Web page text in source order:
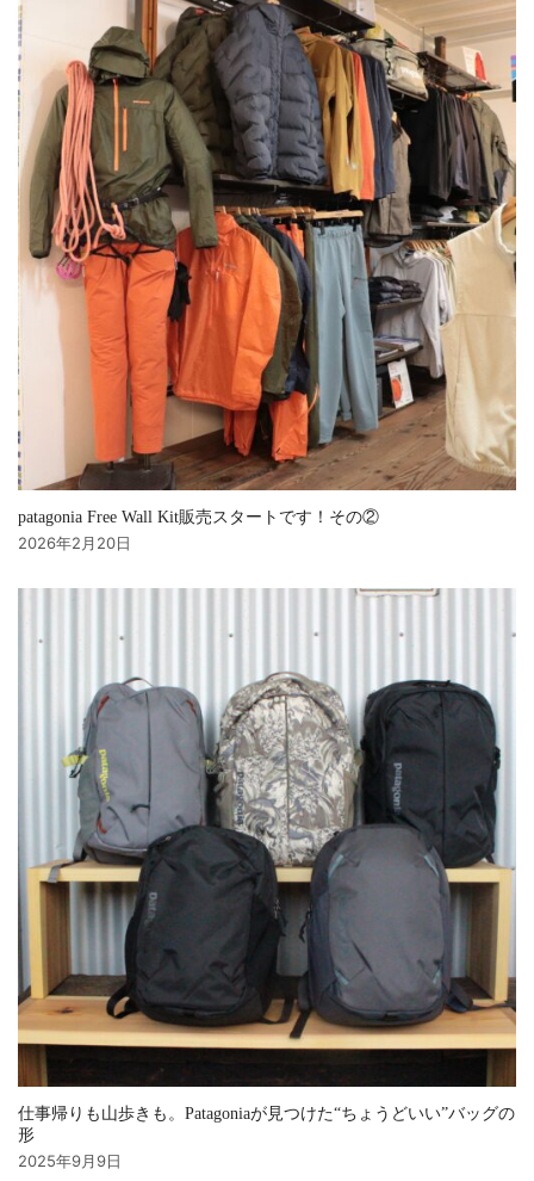
patagonia Free Wall Kit販売スタートです！その②
2026年2月20日
仕事帰りも山歩きも。Patagoniaが見つけた“ちょうどいい”バッグの
形
2025年9月9日